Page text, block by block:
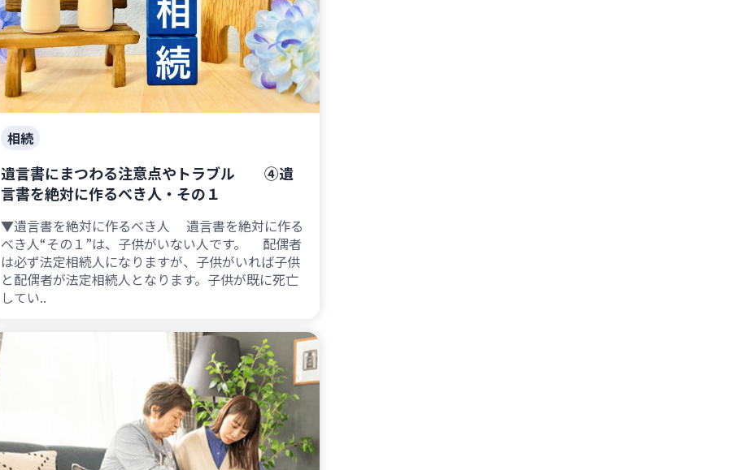
相続
遺言書にまつわる注意点やトラブル ④遺
言書を絶対に作るべき人・その１
▼遺言書を絶対に作るべき人 遺言書を絶対に作る
べき人“その１”は、子供がいない人です。 配偶者
は必ず法定相続人になりますが、子供がいれば子供
と配偶者が法定相続人となります。子供が既に死亡
してい..